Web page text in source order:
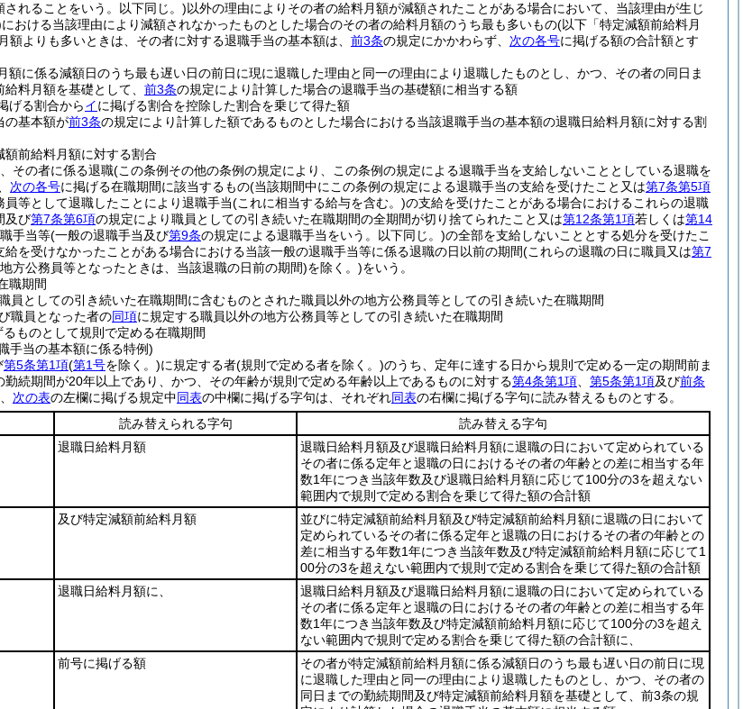
れることをいう。以下同じ。)以外の理由によりその者の給料月額が減額されたことがある場合において、当該理由が生じ
における当該理由により減額されなかったものとした場合のその者の給料月額のうち最も多いもの(以下「特定減額前給料月
額よりも多いときは、その者に対する退職手当の基本額は、 前3条の規定にかかわらず、 次の各号に掲げる額の合計額とす
額に係る減額日のうち最も遅い日の前日に現に退職した理由と同一の理由により退職したものとし、かつ、その者の同日ま
料月額を基礎として、 前3条の規定により計算した場合の退職手当の基礎額に相当する額
げる割合からイに掲げる割合を控除した割合を乗じて得た額
の基本額が前3条の規定により計算した額であるものとした場合における当該退職手当の基本額の退職日給料月額に対する割
額前給料月額に対する割合
その者に係る退職(この条例その他の条例の規定により、この条例の規定による退職手当を支給しないこととしている退職を
次の各号に掲げる在職期間に該当するもの(当該期間中にこの条例の規定による退職手当の支給を受けたこと又は第7条第5項
等として退職したことにより退職手当(これに相当する給与を含む。)の支給を受けたことがある場合におけるこれらの退職
及び第7条第6項の規定により職員としての引き続いた在職期間の全期間が切り捨てられたこと又は第12条第1項若しくは第14
手当等(一般の退職手当及び第9条の規定による退職手当をいう。以下同じ。)の全部を支給しないこととする処分を受けたこ
を受けなかったことがある場合における当該一般の退職手当等に係る退職の日以前の期間(これらの退職の日に職員又は第7
方公務員等となったときは、当該退職の日前の期間)を除く。)をいう。
職期間
員としての引き続いた在職期間に含むものとされた職員以外の地方公務員等としての引き続いた在職期間
職員となった者の同項に規定する職員以外の地方公務員等としての引き続いた在職期間
ものとして規則で定める在職期間
手当の基本額に係る特例)
第5条第1項(第1号を除く。)に規定する者(規則で定める者を除く。)のうち、定年に達する日から規則で定める一定の期間前ま
続期間が20年以上であり、かつ、その年齢が規則で定める年齢以上であるものに対する第4条第1項 第5条第1項及び前条
次の表の左欄に掲げる規定中同表の中欄に掲げる字句は、それぞれ同表の右欄に掲げる字句に読み替えるものとする。
読み替えられる字句
読み替える字句
退職日給料月額
退職日給料月額及び退職日給料月額に退職の日において定められている
その者に係る定年と退職の日におけるその者の年齢との差に相当する年
数1年につき当該年数及び退職日給料月額に応じて100分の3を超えない
範囲内で規則で定める割合を乗じて得た額の合計額
及び特定減額前給料月額
並びに特定減額前給料月額及び特定減額前給料月額に退職の日において
定められているその者に係る定年と退職の日におけるその者の年齢との
差に相当する年数1年につき当該年数及び特定減額前給料月額に応じて1
00分の3を超えない範囲内で規則で定める割合を乗じて得た額の合計額
退職日給料月額に、
退職日給料月額及び退職日給料月額に退職の日において定められている
その者に係る定年と退職の日におけるその者の年齢との差に相当する年
数1年につき当該年数及び特定減額前給料月額に応じて100分の3を超え
ない範囲内で規則で定める割合を乗じて得た額の合計額に、
前号に掲げる額
その者が特定減額前給料月額に係る減額日のうち最も遅い日の前日に現
に退職した理由と同一の理由により退職したものとし、かつ、その者の
同日までの勤続期間及び特定減額前給料月額を基礎として、前3条の規